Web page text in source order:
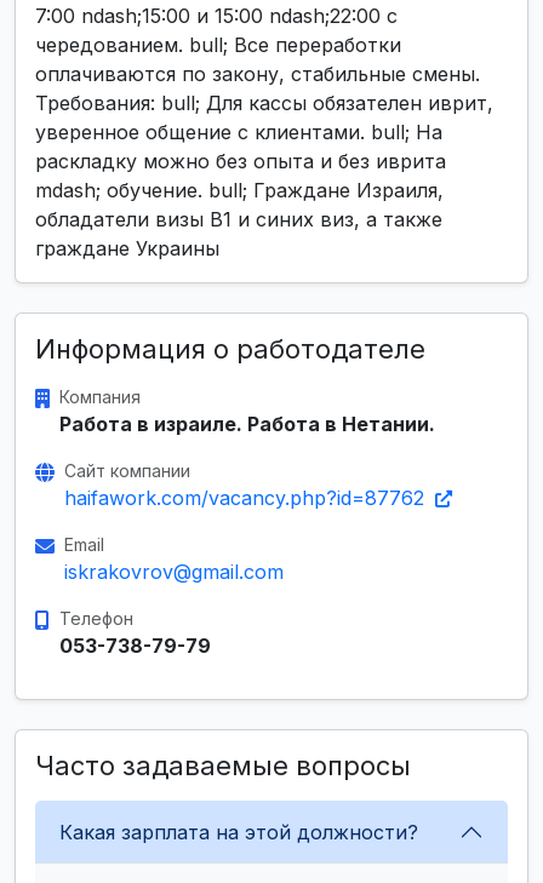
7:00 ndash;15:00 и 15:00 ndash;22:00 с
чередованием. bull; Все переработки
оплачиваются по закону, стабильные смены.
Требования: bull; Для кассы обязателен иврит,
уверенное общение с клиентами. bull; На
раскладку можно без опыта и без иврита
mdash; обучение. bull; Граждане Израиля,
обладатели визы B1 и синих виз, а также
граждане Украины
Информация о работодателе
Компания
Работа в израиле. Работа в Нетании.
Сайт компании
haifawork.com/vacancy.php?id=87762
Email
iskrakovrov@gmail.com
Телефон
053-738-79-79
Часто задаваемые вопросы
Какая зарплата на этой должности?